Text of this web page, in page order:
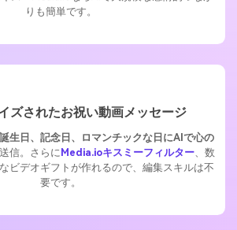
りも簡単です。
ズされたお祝い動画メッセージ
生日、記念日、ロマンチックな日にAIで心の
信。さらに Media.ioキスミーフィルター、数
ビデオギフトが作れるので、編集スキルは不
要です。